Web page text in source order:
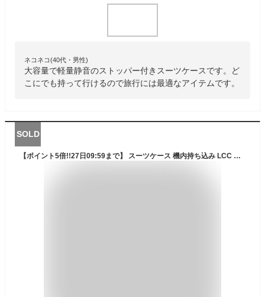
ネコネコ(40代・男性)
大容量で軽量静音のストッパー付きスーツケースです。ど
こにでも持って行けるので旅行には最適なアイテムです。
SOLD
【ポイント5倍!!27日09:59まで】 スーツケース 機内持ち込み LCC ストッパー付き S SS 軽量 小型 拡張機能付き カップホルダー ダイヤル TSAロック コインロッカー 多機能 旅行 ビジネス おすすめ おしゃれ ブランド USBポート付き 100席未満 キャリーケース 国内検品